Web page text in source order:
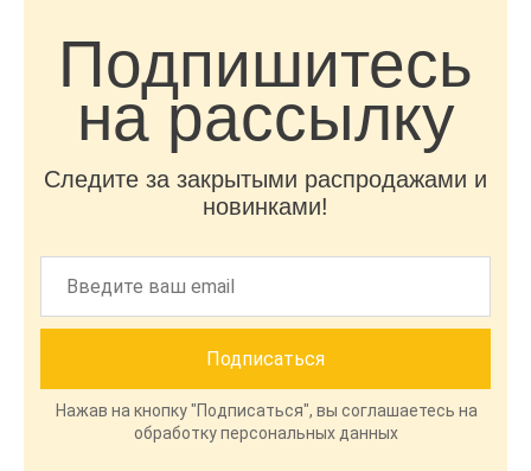
Подпишитесь
на рассылку
Следите за закрытыми распродажами и
новинками!
Нажав на кнопку "Подписаться", вы соглашаетесь на
обработку персональных данных